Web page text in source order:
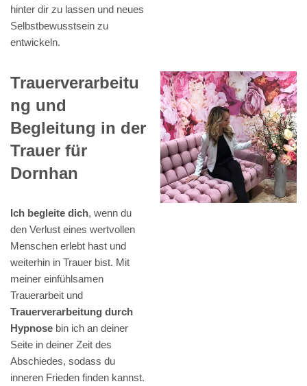
hinter dir zu lassen und neues
Selbstbewusstsein zu
entwickeln.
Trauerverarbeitu
ng und
Begleitung in der
Trauer für
Dornhan
Ich begleite dich, wenn du
den Verlust eines wertvollen
Menschen erlebt hast und
weiterhin in Trauer bist. Mit
meiner einfühlsamen
Trauerarbeit und
Trauerverarbeitung durch
Hypnose bin ich an deiner
Seite in deiner Zeit des
Abschiedes, sodass du
inneren Frieden finden kannst.